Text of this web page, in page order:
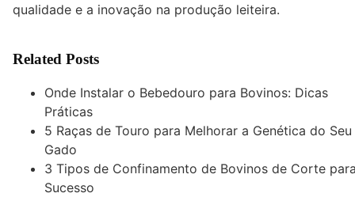
qualidade e a inovação na produção leiteira.
Related Posts
Onde Instalar o Bebedouro para Bovinos: Dicas
Práticas
5 Raças de Touro para Melhorar a Genética do Seu
Gado
3 Tipos de Confinamento de Bovinos de Corte
Sucesso